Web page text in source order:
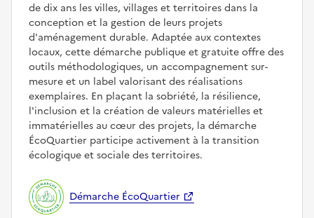
de dix ans les villes, villages et territoires dans la
conception et la gestion de leurs projets
d'aménagement durable. Adaptée aux contextes
locaux, cette démarche publique et gratuite offre des
outils méthodologiques, un accompagnement sur-
mesure et un label valorisant des réalisations
exemplaires. En plaçant la sobriété, la résilience,
l'inclusion et la création de valeurs matérielles et
immatérielles au cœur des projets, la démarche
ÉcoQuartier participe activement à la transition
écologique et sociale des territoires.
Démarche ÉcoQuartier